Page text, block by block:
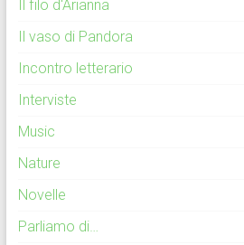
Il filo d'Arianna
Il vaso di Pandora
Incontro letterario
Interviste
Music
Nature
Novelle
Parliamo di…